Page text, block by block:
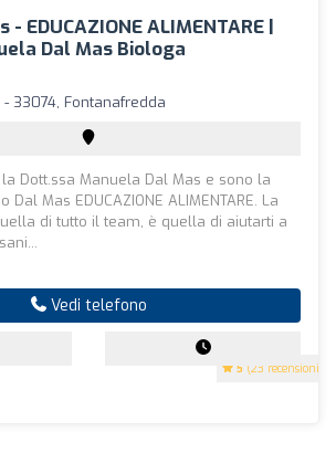
- EDUCAZIONE ALIMENTARE |
Dal Mas Biologa
5 (23 recensioni)
- 33074, Fontanafredda
Dott.ssa Manuela Dal Mas e sono la
Mas EDUCAZIONE ALIMENTARE. La
di tutto il team, è quella di aiutarti a
Vedi telefono